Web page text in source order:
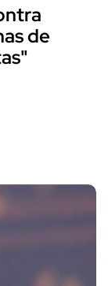
de